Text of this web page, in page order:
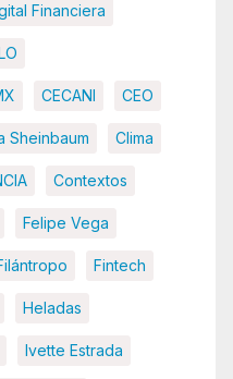
Financiera
CECANI CEO
Sheinbaum Clima
Contextos
Felipe Vega
Fintech
Heladas
Ivette Estrada